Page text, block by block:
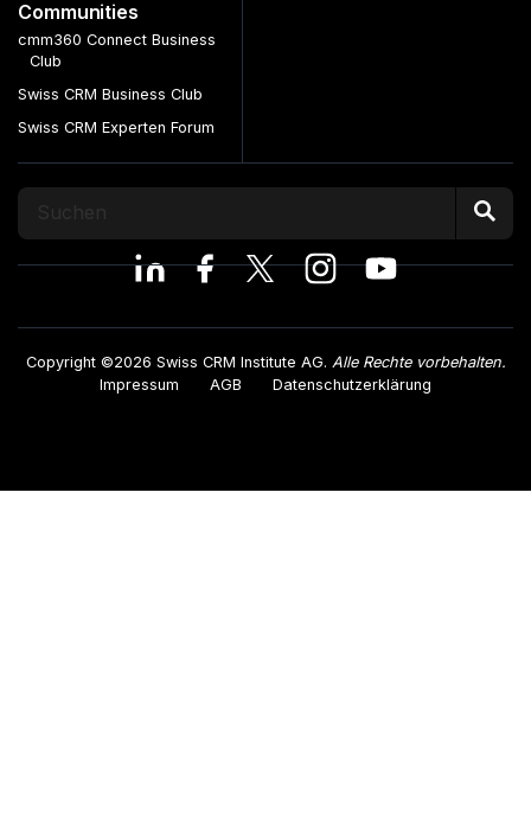
Communities
cmm360 Connect Business
Club
Swiss CRM Business Club
Swiss CRM Experten Forum
Copyright ©2026 Swiss CRM Institute AG. Alle Rechte vorbehalten.
Impressum
AGB Datenschutzerklärung